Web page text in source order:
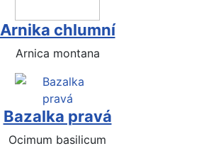
Arnika chlumní
Arnica montana
Bazalka pravá
Ocimum basilicum